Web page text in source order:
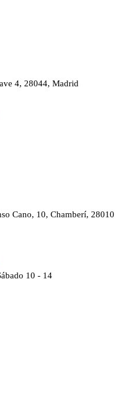
4, 28044, Madrid
Cano, 10, Chamberí, 28010
10 - 14